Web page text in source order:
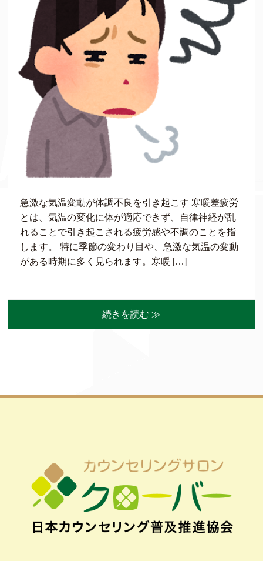
急激な気温変動が体調不良を引き起こす 寒暖差疲労
とは、気温の変化に体が適応できず、自律神経が乱
れることで引き起こされる疲労感や不調のことを指
します。 特に季節の変わり目や、急激な気温の変動
がある時期に多く見られます。寒暖 […]
続きを読む ≫